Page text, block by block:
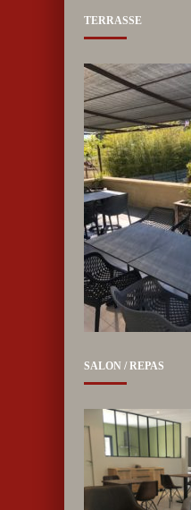
TERRASSE
SALON / REPAS